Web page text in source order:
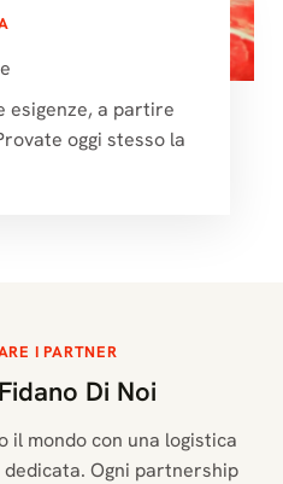
esigenze, a partire
oggi stesso la
I PARTNER
Di Noi
il mondo con una logistica
Ogni partnership